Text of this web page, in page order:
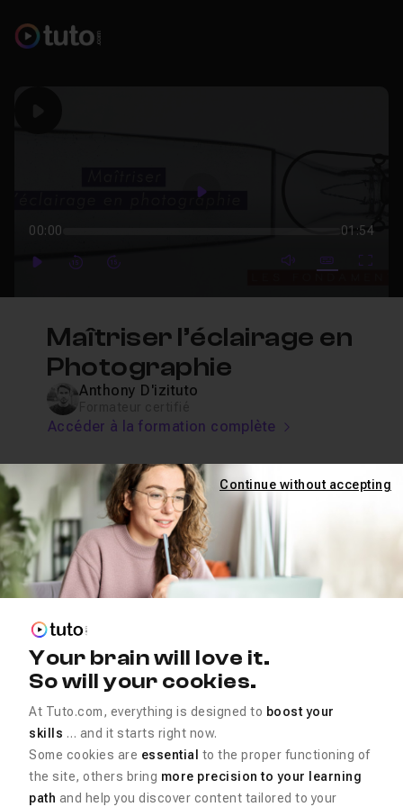
Play
00:00 01:54
PlayForwardForward mute video
Subtitles
Maîtriser l’éclairage en
Photographie
Anthony D'izituto
Accéder à la formation complète